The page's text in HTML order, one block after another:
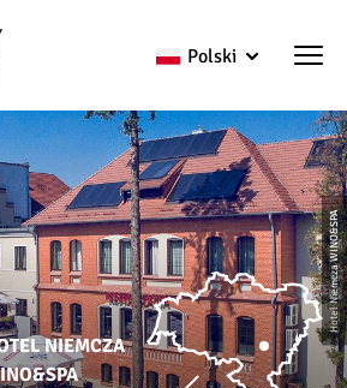
Polski
Hotel Niemcza WINO&SPA
NIEMCZA